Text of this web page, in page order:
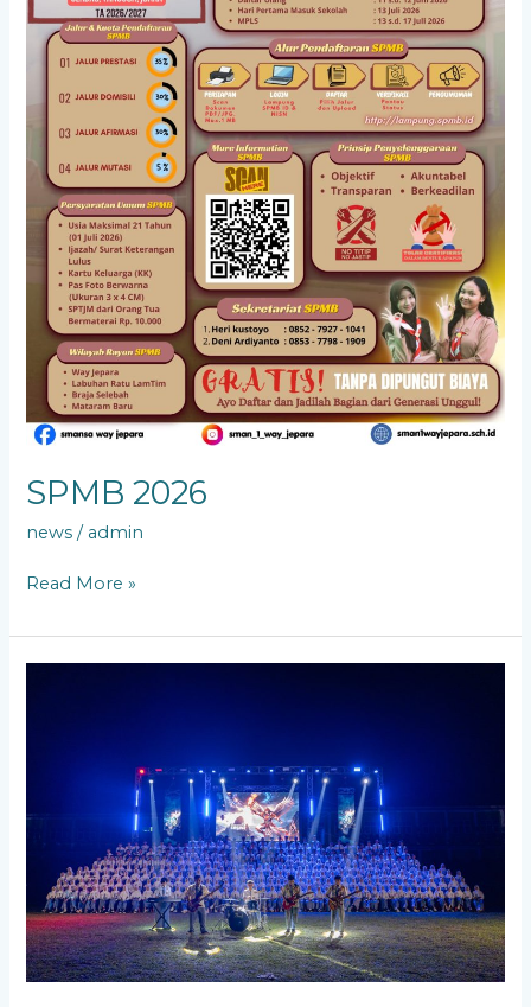
SPMB 2026
news / admin
Read More »
Lolos
SNBP
2026,
Dominasi
Universitas
Lampung
dan